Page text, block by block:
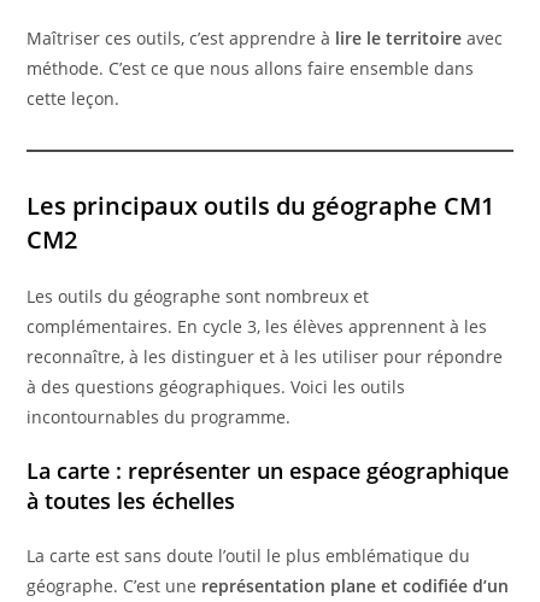
Maîtriser ces outils, c’est apprendre à lire le territoire avec
méthode. C’est ce que nous allons faire ensemble dans
cette leçon.
Les principaux outils du géographe CM1
CM2
Les outils du géographe sont nombreux et
complémentaires. En cycle 3, les élèves apprennent à les
reconnaître, à les distinguer et à les utiliser pour répondre
à des questions géographiques. Voici les outils
incontournables du programme.
La carte : représenter un espace géographique
à toutes les échelles
La carte est sans doute l’outil le plus emblématique du
géographe. C’est une représentation plane et codifiée d’un